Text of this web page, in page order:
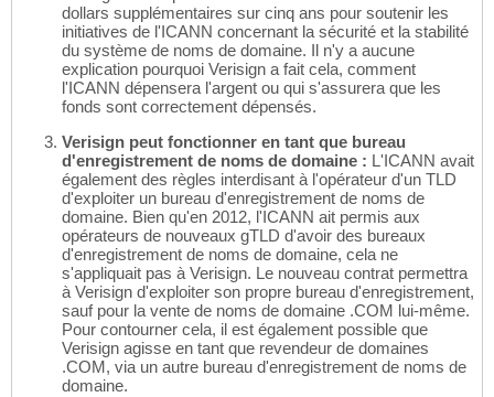
dollars supplémentaires sur cinq ans pour soutenir les
initiatives de l'ICANN concernant la sécurité et la stabilité
du système de noms de domaine. Il n'y a aucune
explication pourquoi Verisign a fait cela, comment
l'ICANN dépensera l'argent ou qui s'assurera que les
fonds sont correctement dépensés.
Verisign peut fonctionner en tant que bureau
d'enregistrement de noms de domaine : L'ICANN avait
également des règles interdisant à l'opérateur d'un TLD
d'exploiter un bureau d'enregistrement de noms de
domaine. Bien qu'en 2012, l'ICANN ait permis aux
opérateurs de nouveaux gTLD d'avoir des bureaux
d'enregistrement de noms de domaine, cela ne
s'appliquait pas à Verisign. Le nouveau contrat permettra
à Verisign d'exploiter son propre bureau d'enregistrement,
sauf pour la vente de noms de domaine .COM lui-même.
Pour contourner cela, il est également possible que
Verisign agisse en tant que revendeur de domaines
.COM, via un autre bureau d'enregistrement de noms de
domaine.